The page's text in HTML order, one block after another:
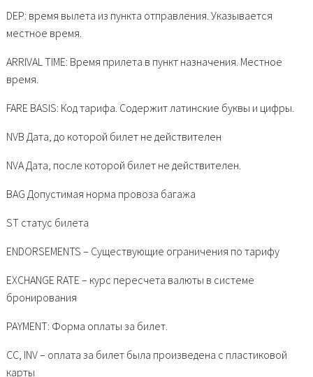
DEP: время вылета из пункта отправления. Указывается
местное время.
ARRIVAL TIME: Время прилета в пункт назначения. Местное
время.
FARE BASIS: Код тарифа. Содержит латинские буквы и цифры.
NVB Дата, до которой билет не действителен
NVA Дата, после которой билет не действителен.
BAG Допустимая норма провоза багажа
ST статус билета
ENDORSEMENTS – Существующие ограничения по тарифу
EXCHANGE RATE – курс пересчета валюты в системе
бронирования
PAYMENT: Форма оплаты за билет.
CC, INV – оплата за билет была произведена с пластиковой
карты